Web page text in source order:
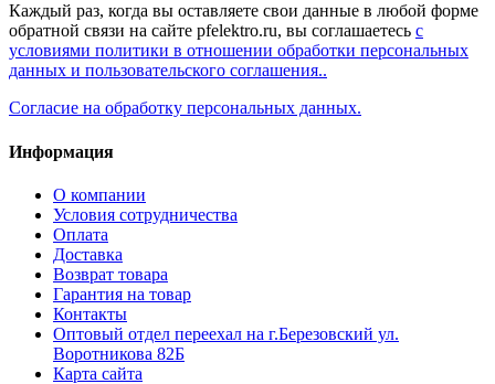
Каждый раз, когда вы оставляете свои данные в любой форме
обратной связи на сайте pfelektro.ru, вы соглашаетесь с
условиями политики в отношении обработки персональных
данных и пользовательского соглашения..
Согласие на обработку персональных данных.
Информация
О компании
Условия сотрудничества
Оплата
Доставка
Возврат товара
Гарантия на товар
Контакты
Оптовый отдел переехал на г.Березовский ул.
Воротникова 82Б
Карта сайта